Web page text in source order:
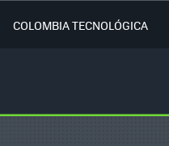
COLOMBIA TECNOLÓGICA